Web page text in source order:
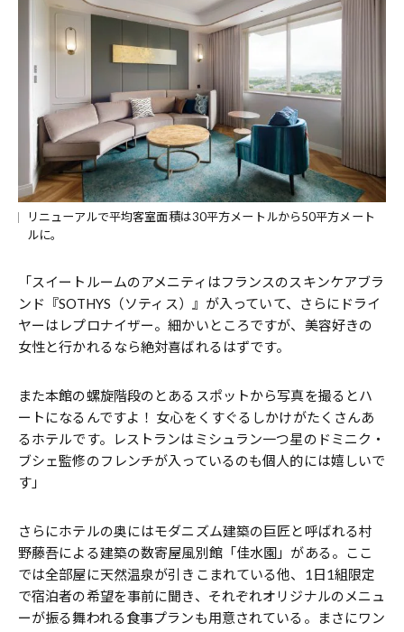
リニューアルで平均客室面積は30平方メートルから50平方メート
ルに。
「スイートルームのアメニティはフランスのスキンケアブラ
ンド『SOTHYS（ソティス）』が入っていて、さらにドライ
ヤーはレプロナイザー。細かいところですが、美容好きの
女性と行かれるなら絶対喜ばれるはずです。
また本館の螺旋階段のとあるスポットから写真を撮るとハ
ートになるんですよ！ 女心をくすぐるしかけがたくさんあ
るホテルです。レストランはミシュラン一つ星のドミニク・
ブシェ監修のフレンチが入っているのも個人的には嬉しいで
す」
さらにホテルの奥にはモダニズム建築の巨匠と呼ばれる村
野藤吾による建築の数寄屋風別館「佳水園」がある。ここ
では全部屋に天然温泉が引きこまれている他、1日1組限定
で宿泊者の希望を事前に聞き、それぞれオリジナルのメニュ
ーが振る舞われる食事プランも用意されている。まさにワン